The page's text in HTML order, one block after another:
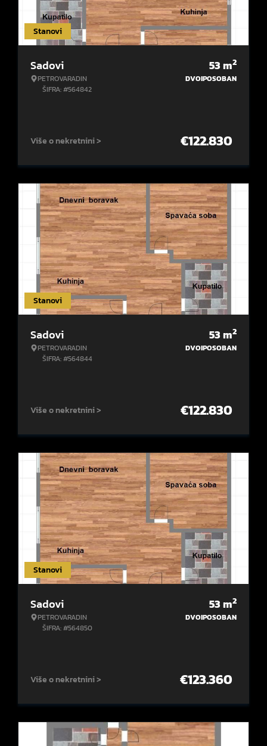
Stanovi
Sadovi
PETROVARADIN
ŠIFRA: #564842
53m2
DVOIPOSOBAN
Više o nekretnini > €122.830
Stanovi
Sadovi
PETROVARADIN
ŠIFRA: #564844
53m2
DVOIPOSOBAN
Više o nekretnini > €122.830
Stanovi
Sadovi
PETROVARADIN
ŠIFRA: #564850
53m2
DVOIPOSOBAN
Više o nekretnini > €123.360